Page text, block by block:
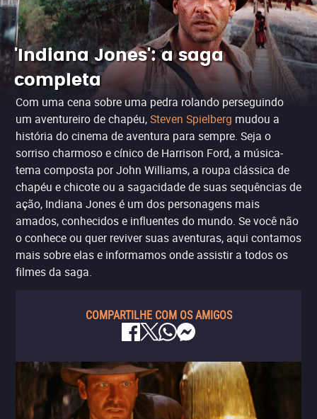
'Indiana Jones': a saga
completa
Com uma cena sobre uma pedra rolando perseguindo
um aventureiro de chapéu,Steven Spielberg mudou a
história do cinema de aventura para sempre. Seja o
sorriso charmoso e cínico de Harrison Ford, a música-
tema composta por John Williams, a roupa clássica de
chapéu e chicote ou a sagacidade de suas sequências de
ação, Indiana Jones é um dos personagens mais
amados, conhecidos e influentes do mundo. Se você não
o conhece ou quer reviver suas aventuras, aqui contamos
mais sobre elas e informamos onde assistir a todos os
filmes da saga.
COMPARTILHE COM OS AMIGOS